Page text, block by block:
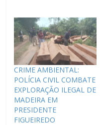
CRIME AMBIENTAL:
POLÍCIA CIVIL COMBATE
EXPLORAÇÃO ILEGAL DE
MADEIRA EM
PRESIDENTE
FIGUEIREDO